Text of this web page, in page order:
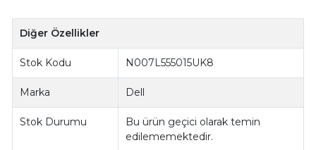
Diğer Özellikler
Stok Kodu N007L555015UK8
Marka Dell
Stok Durumu
Bu ürün geçici olarak temin
edilememektedir.